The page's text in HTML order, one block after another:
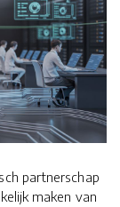
partnerschap
maken van